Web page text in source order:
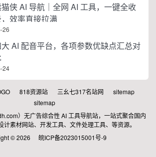
侠 AI 导航｜全网 AI 工具，一键全收
效率直接拉满
26
AI 配音平台，各项参数优缺点汇总对
24
818资源站 三幺七317名站网
sitemap
sitemap
）无广告综合性 AI 工具导航站，一站式聚合国内
计素材网站、开发工具、文件处理工具、等资源。
© 2026
皖ICP备2023015001号-9